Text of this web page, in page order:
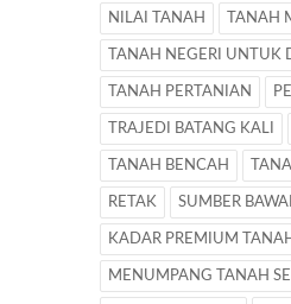
NILAI TANAH TANAH
TANAH NEGERI UNTUK
TANAH PERTANIAN
TRAJEDI BATANG KALI
TANAH BENCAH
RETAK SUMBER
KADAR PREMIUM
MENUMPANG TANAH